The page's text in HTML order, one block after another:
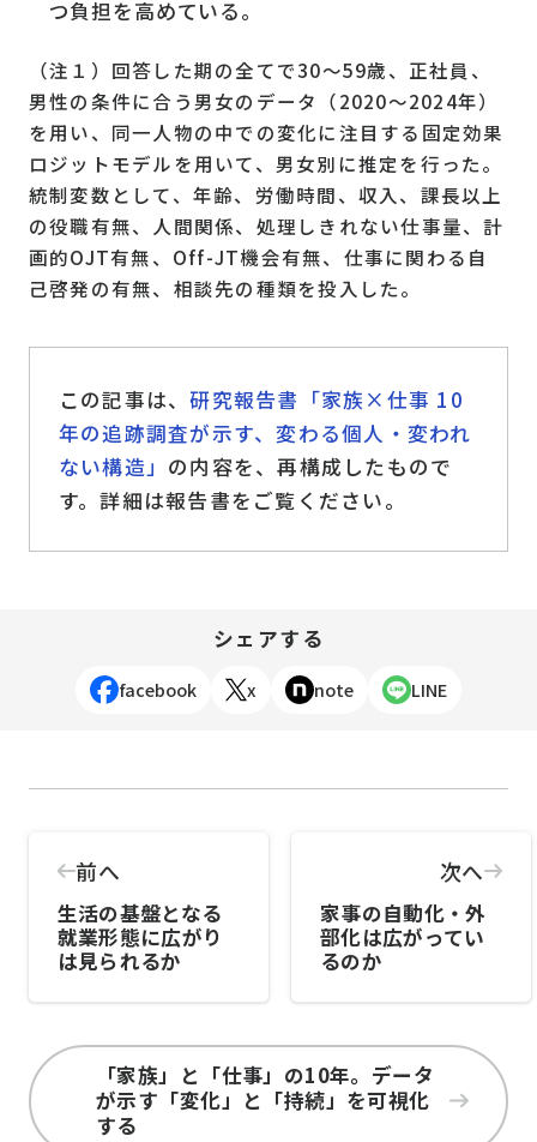
つ負担を高めている。
（注１）回答した期の全てで30～59歳、正社員、
男性の条件に合う男女のデータ（2020～2024年）
を用い、同一人物の中での変化に注目する固定効果
ロジットモデルを用いて、男女別に推定を行った。
統制変数として、年齢、労働時間、収入、課長以上
の役職有無、人間関係、処理しきれない仕事量、計
画的OJT有無、Off-JT機会有無、仕事に関わる自
己啓発の有無、相談先の種類を投入した。
この記事は、研究報告書「家族×仕事 10
年の追跡調査が示す、変わる個人・変われ
ない構造」 の内容を、再構成したもので
す。詳細は報告書をご覧ください。
シェアする
facebook x note LINE
前へ
生活の基盤となる
就業形態に広がり
は見られるか
次へ
家事の自動化・外
部化は広がってい
るのか
「家族」と「仕事」の10年。データ
が示す「変化」と「持続」を可視化
する